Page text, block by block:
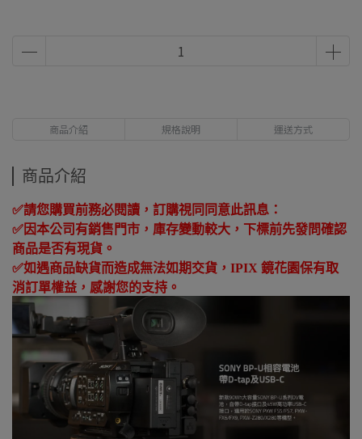
商品介紹 規格說明 運送方式
商品介紹
✅請您購買前務必閱讀，訂購視同同意此訊息：
✅因本公司有銷售門市，庫存變動較大，下標前先發問確認
商品是否有現貨。
✅如遇商品缺貨而造成無法如期交貨， IPIX 鏡花園保有取
消訂單權益，感謝您的支持。